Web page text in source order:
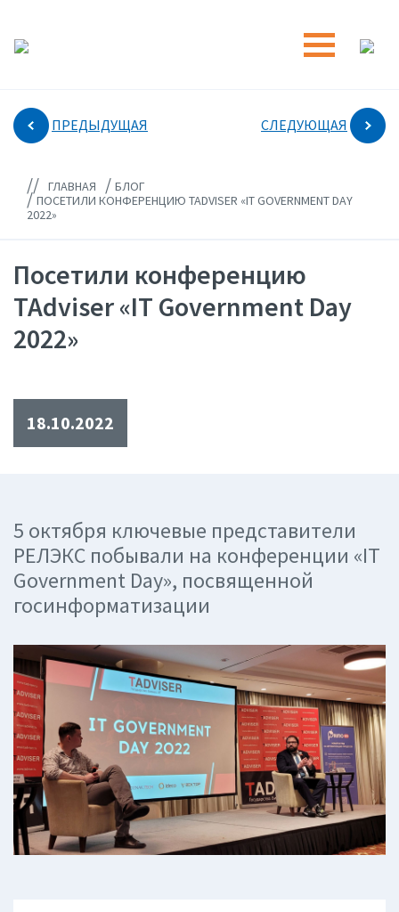
ПРЕДЫДУЩАЯ СЛЕДУЮЩАЯ
// ГЛАВНАЯ / БЛОГ
/ПОСЕТИЛИ КОНФЕРЕНЦИЮ TADVISER «IT GOVERNMENT DAY
2022»
Посетили конференцию
TAdviser «IT Government Day
2022»
18.10.2022
5 октября ключевые представители
РЕЛЭКС побывали на конференции «IT
Government Day», посвященной
госинформатизации